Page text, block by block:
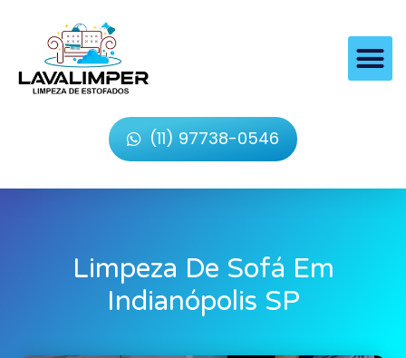
(11) 97738-0546
Limpeza De Sofá Em
Indianópolis SP